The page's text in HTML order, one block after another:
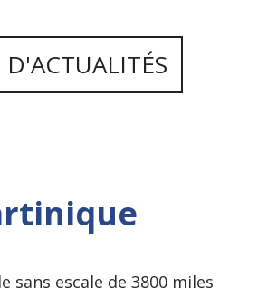
D'ACTUALITÉS
sans escale de 3800 miles